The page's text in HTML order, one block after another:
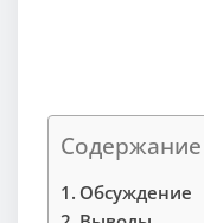
Содержание
Обсуждение